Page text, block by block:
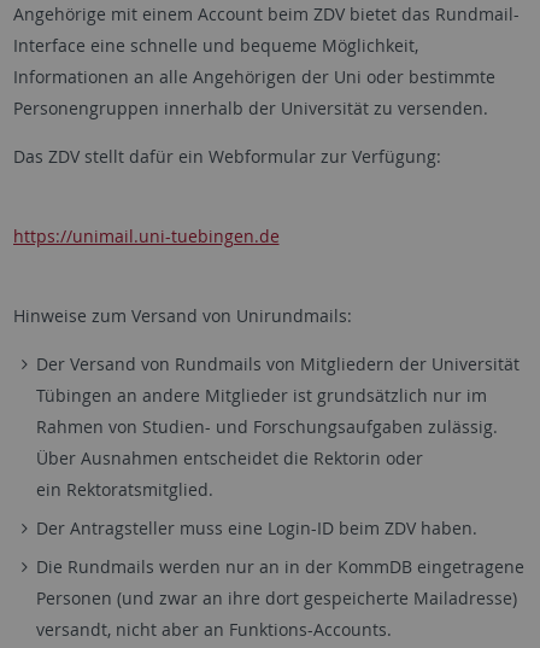
Angehörige mit einem Account beim ZDV bietet das Rundmail-
Interface eine schnelle und bequeme Möglichkeit,
Informationen an alle Angehörigen der Uni oder bestimmte
Personengruppen innerhalb der Universität zu versenden.
Das ZDV stellt dafür ein Webformular zur Verfügung:
https://unimail.uni-tuebingen.de
Hinweise zum Versand von Unirundmails:
Der Versand von Rundmails von Mitgliedern der Universität
Tübingen an andere Mitglieder ist grundsätzlich nur im
Rahmen von Studien- und Forschungsaufgaben zulässig.
Über Ausnahmen entscheidet die Rektorin oder
ein Rektoratsmitglied.
Der Antragsteller muss eine Login-ID beim ZDV haben.
Die Rundmails werden nur an in der KommDB eingetragene
Personen (und zwar an ihre dort gespeicherte Mailadresse)
versandt, nicht aber an Funktions-Accounts.